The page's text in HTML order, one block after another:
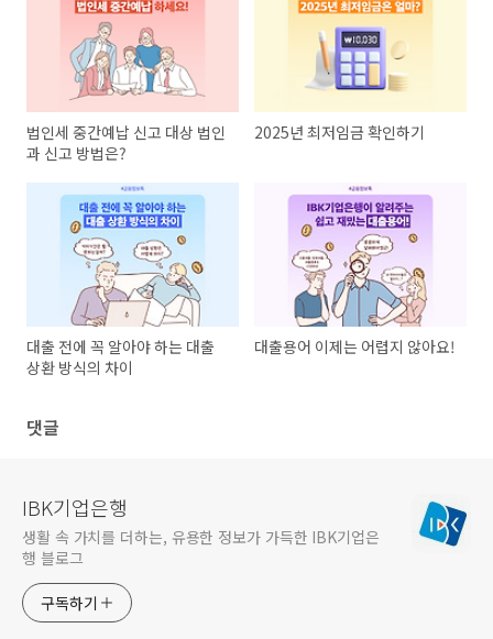
법인세 중간예납 신고 대상 법인
과 신고 방법은?
2025년 최저임금 확인하기
대출 전에 꼭 알아야 하는 대출
상환 방식의 차이
대출용어 이제는 어렵지 않아요!
댓글
IBK기업은행
생활 속 가치를 더하는, 유용한 정보가 가득한 IBK기업은
행 블로그
구독하기